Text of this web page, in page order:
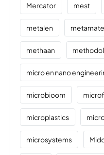
Mercator mest
metalen
methaan
micro en nano
microbioom
microplastics
microsystems